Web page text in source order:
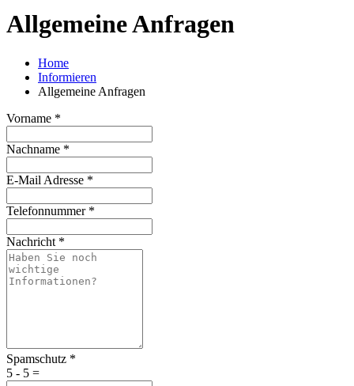
Allgemeine Anfragen
Home
Informieren
Allgemeine Anfragen
Vorname *
Nachname *
E-Mail Adresse *
Telefonnummer *
Nachricht *
Spamschutz *
5 - 5 =